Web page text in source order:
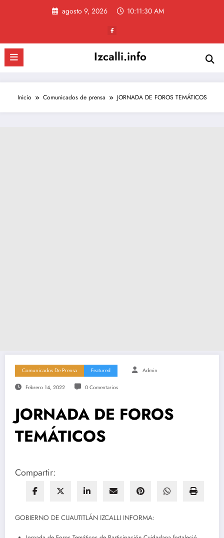
agosto 9, 2026 10:11:31 AM
Izcalli.info
Inicio Comunicados de prensa JORNADA DE FOROS TEMÁTICOS
Comunicados De Prensa Featured Admin
Febrero 14, 2022 0 Comentarios
JORNADA DE FOROS
TEMÁTICOS
Compartir:
GOBIERNO DE CUAUTITLÁN IZCALLI INFORMA: